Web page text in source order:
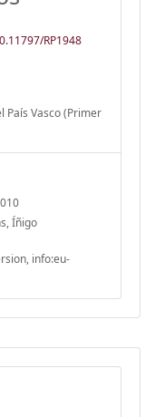
RP1948
País Vasco (Primer
Íñigo
info:eu-